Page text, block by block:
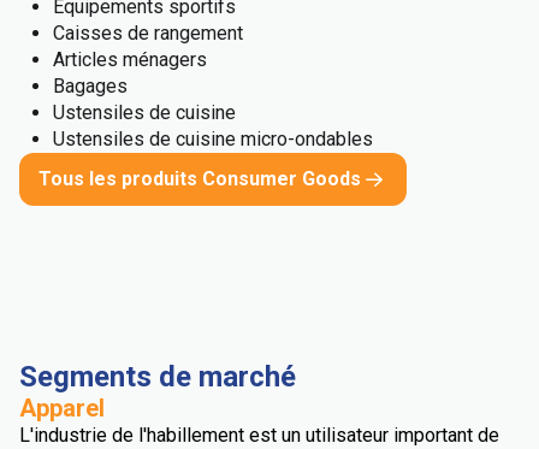
Équipements sportifs
Caisses de rangement
Articles ménagers
Bagages
Ustensiles de cuisine
Ustensiles de cuisine micro-ondables
Tous les produits Consumer Goods
Segments de marché
Apparel
L'industrie de l'habillement est un utilisateur important de